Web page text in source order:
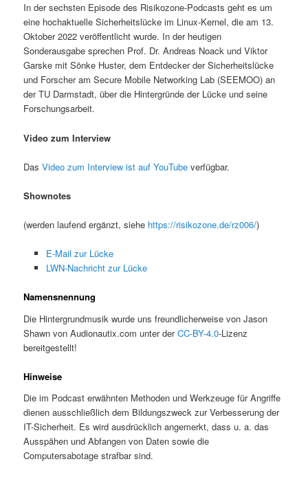
In der sechsten Episode des Risikozone-Podcasts geht es um
eine hochaktuelle Sicherheitslücke im Linux-Kernel, die am 13.
Oktober 2022 veröffentlicht wurde. In der heutigen
Sonderausgabe sprechen Prof. Dr. Andreas Noack und Viktor
Garske mit Sönke Huster, dem Entdecker der Sicherheitslücke
und Forscher am Secure Mobile Networking Lab (SEEMOO) an
der TU Darmstadt, über die Hintergründe der Lücke und seine
Forschungsarbeit.
Video zum Interview
DasVideo zum Interview ist auf YouTube verfügbar.
Shownotes
(werden laufend ergänzt, siehe https://risikozone.de/rz006/)
E-Mail zur Lücke
LWN-Nachricht zur Lücke
Namensnennung
Die Hintergrundmusik wurde uns freundlicherweise von Jason
Shawn von Audionautix.com unter derCC-BY-4.0-Lizenz
bereitgestellt!
Hinweise
Die im Podcast erwähnten Methoden und Werkzeuge für Angriffe
dienen ausschließlich dem Bildungszweck zur Verbesserung der
IT-Sicherheit. Es wird ausdrücklich angemerkt, dass u. a. das
Ausspähen und Abfangen von Daten sowie die
Computersabotage strafbar sind.